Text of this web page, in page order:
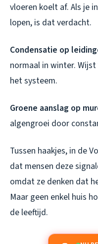
vloeren koelt af. Als je
lopen, is dat verdacht.
Condensatie op
normaal in winter.
het systeem.
Groene aanslag op
algengroei door
Tussen haakjes, in de
dat mensen deze
omdat ze denken dat
Maar geen enkel huis
de leeftijd.